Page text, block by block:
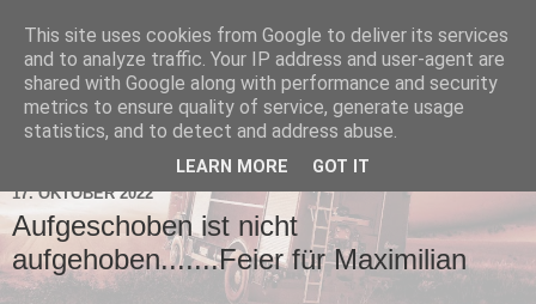
17. OKTOBER 2022
Aufgeschoben ist nicht
aufgehoben.......Feier für Maximilian
This site uses cookies from Google to deliver its services
and to analyze traffic. Your IP address and user-agent are
shared with Google along with performance and security
metrics to ensure quality of service, generate usage
statistics, and to detect and address abuse.
LEARN MORE GOT IT